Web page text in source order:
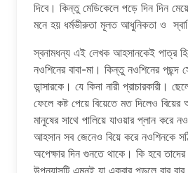
দিবে। কিন্তু মেডিকেলে পড়ে দিন দিন
মনে হয় ধর্মভীরুতা মূলত আধুনিকতা ও
স্বনামধন্য এই লেখক আহসানকেই পাত্র
নওশিনের বাবা-মা। কিন্তু নওশিনের পছন্দ
ডান্সারকে। যে কিনা নারী প্রাচারকারী।
ফেলে কষ্ট পেয়ে বিয়েতে মত দিলেও বিয়ের
মানুষের সাথে পালিয়ে যাওয়ার প্লান
আহসান সব জেনেও বিয়ে করে নওশিনকে
অপেক্ষার দিন গুনতে থাকে। কি হবে
উপন্যাসটি এমনই যা একবার পড়লে বার